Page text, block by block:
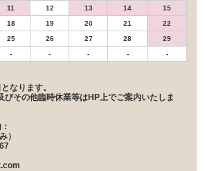
11 12 13 14
15
18 19 20 21
22
25 26 27 28
29
- - - - -
なります。
その他臨時休業等はHP上でご案内いたしま
）